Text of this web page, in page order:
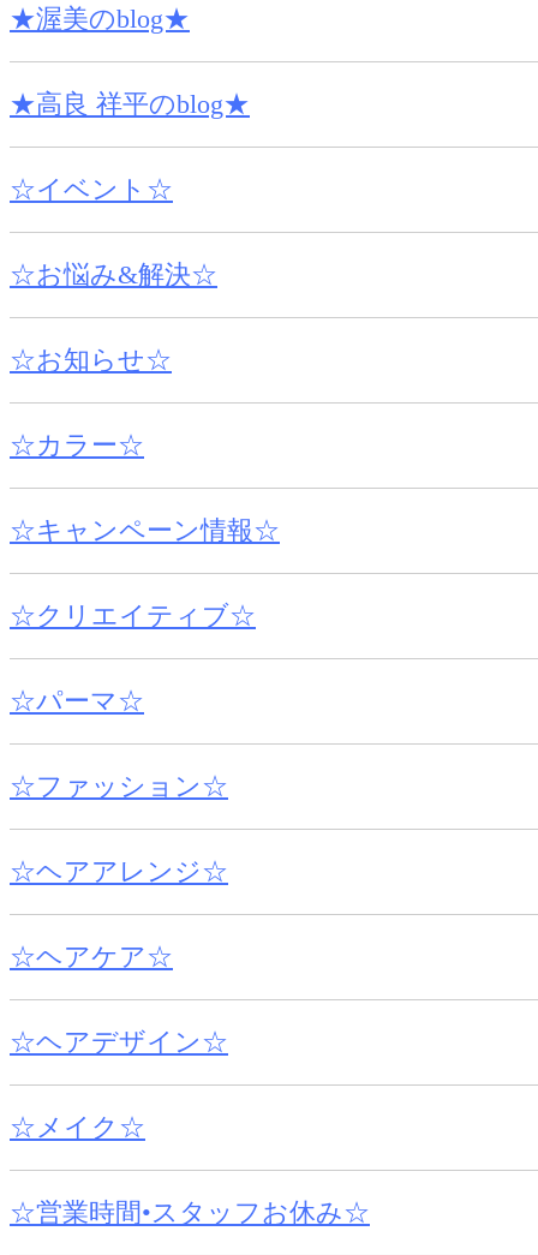
★渥美のblog★
★高良 祥平のblog★
☆イベント☆
☆お悩み&解決☆
☆お知らせ☆
☆カラー☆
☆キャンペーン情報☆
☆クリエイティブ☆
☆パーマ☆
☆ファッション☆
☆ヘアアレンジ☆
☆ヘアケア☆
☆ヘアデザイン☆
☆メイク☆
☆営業時間•スタッフお休み☆